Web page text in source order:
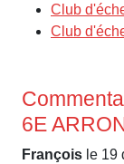
Club
Club
6E
François le 19